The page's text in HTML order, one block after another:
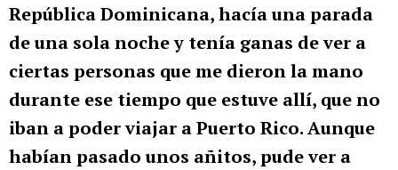
República Dominicana, hacía una parada
de una sola noche y tenía ganas de ver a
ciertas personas que me dieron la mano
durante ese tiempo que estuve allí, que no
iban a poder viajar a Puerto Rico. Aunque
habían pasado unos añitos, pude ver a